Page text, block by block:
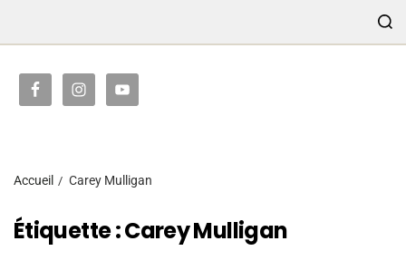
Accueil Carey Mulligan
Étiquette :Carey Mulligan